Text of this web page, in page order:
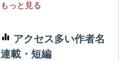
もっと見る
アクセス多い作者名
連載・短編